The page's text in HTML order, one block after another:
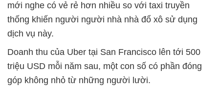
mới nghe có vẻ rẻ hơn nhiều so với taxi truyền
thống khiến người người nhà nhà đổ xô sử dụng
dịch vụ này.
Doanh thu của Uber tại San Francisco lên tới 500
triệu USD mỗi năm sau, một con số có phần đóng
góp không nhỏ từ những người lười.